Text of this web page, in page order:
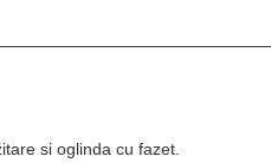
si oglinda cu fazet.